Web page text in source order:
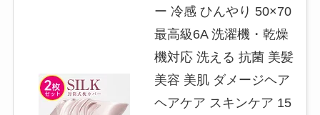
ー 冷感 ひんやり 50×70
最高級6A 洗濯機・乾燥
機対応 洗える 抗菌 美髪
美容 美肌 ダメージヘア
ヘアケア スキンケア 15